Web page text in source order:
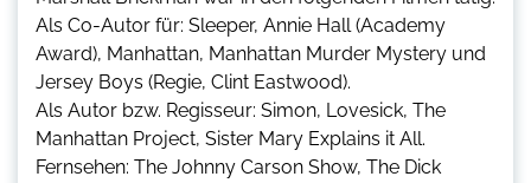
Als Co-Autor für: Sleeper, Annie Hall (Academy
Award), Manhattan, Manhattan Murder Mystery und
Jersey Boys (Regie, Clint Eastwood).
Als Autor bzw. Regisseur: Simon, Lovesick, The
Manhattan Project, Sister Mary Explains it All.
Fernsehen: The Johnny Carson Show, The Dick